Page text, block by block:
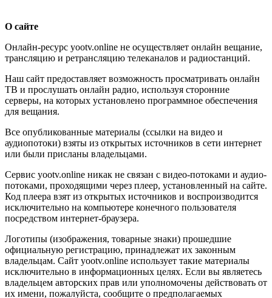
О сайте
Онлайн-ресурс yootv.online не осуществляет онлайн вещание,
трансляцию и ретрансляцию телеканалов и радиостанций.
Наш сайт предоставляет возможность просматривать онлайн
ТВ и прослушать онлайн радио, используя сторонние
серверы, на которых установлено программное обеспечения
для вещания.
Все опубликованные материалы (ссылки на видео и
аудиопотоки) взяты из открытых источников в сети интернет
или были присланы владельцами.
Сервис yootv.online никак не связан с видео-потоками и аудио-
потоками, проходящими через плеер, установленный на сайте.
Код плеера взят из открытых источников и воспроизводится
исключительно на компьютере конечного пользователя
посредством интернет-браузера.
Логотипы (изображения, товарные знаки) прошедшие
официальную регистрацию, принадлежат их законным
владельцам. Сайт yootv.online использует такие материалы
исключительно в информационных целях. Если вы являетесь
владельцем авторских прав или уполномочены действовать от
их имени, пожалуйста, сообщите о предполагаемых